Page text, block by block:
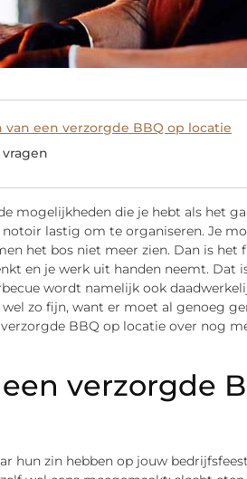
van een verzorgde BBQ op locatie
mogelijkheden die je hebt als het
lastig om te organiseren. Je
het bos niet meer zien. Dan is
en je werk uit handen neemt. Dat
wordt namelijk ook
zo fijn, want er moet al genoeg
BBQ op locatie over nog
verzorgde
hun zin hebben op jouw